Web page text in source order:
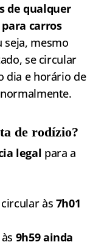
de qualquer
carros
seja, mesmo
se circular
dia e horário de
de rodízio?
legal para a
às 7h01
9h59 ainda